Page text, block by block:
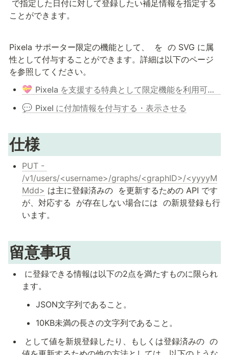
ことができます。
Pixela サポーター限定の機能として、 を の SVG に属
性として付与することができます。詳細は以下のページ
を参照してください。
💝 Pixela を支援する特典として限定機能を利用可能にする - Pixela サポータープログラム
💬 Pixel に付加情報を付与する・表示させる
仕様
PUT -
/v1/users/<username>/graphs/<graphID>/<yyyyM
Mdd> は主に登録済みの を更新するための API です
が、対応する
が存在しない場合には の新規登録も行
います。
留意事項
ます。
JSON文字列であること。
10KB未満の長さの文字列であること。
として値を新規登録したり、もしくは登録済みの の